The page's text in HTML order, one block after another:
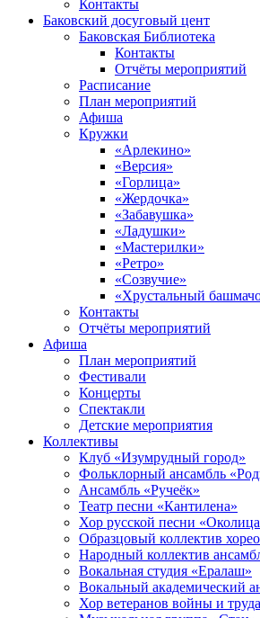
Контакты
Баковский досуговый цент
Баковская Библиотека
Контакты
Отчёты мероприятий
Расписание
План мероприятий
Афиша
Кружки
«Арлекино»
«Версия»
«Горлица»
«Жердочка»
«Забавушка»
«Ладушки»
«Мастерилки»
«Ретро»
«Созвучие»
«Хрустальный
Контакты
Отчёты мероприятий
Афиша
План мероприятий
Фестивали
Концерты
Спектакли
Детские мероприятия
Коллективы
Клуб «Изумрудный город»
Фольклорный ансамбль
Ансамбль «Ручеёк»
Театр песни «Кантилена»
Хор русской песни
Образцовый коллектив
Народный коллектив
Вокальная студия «Ералаш»
Вокальный академический
Хор ветеранов войны и